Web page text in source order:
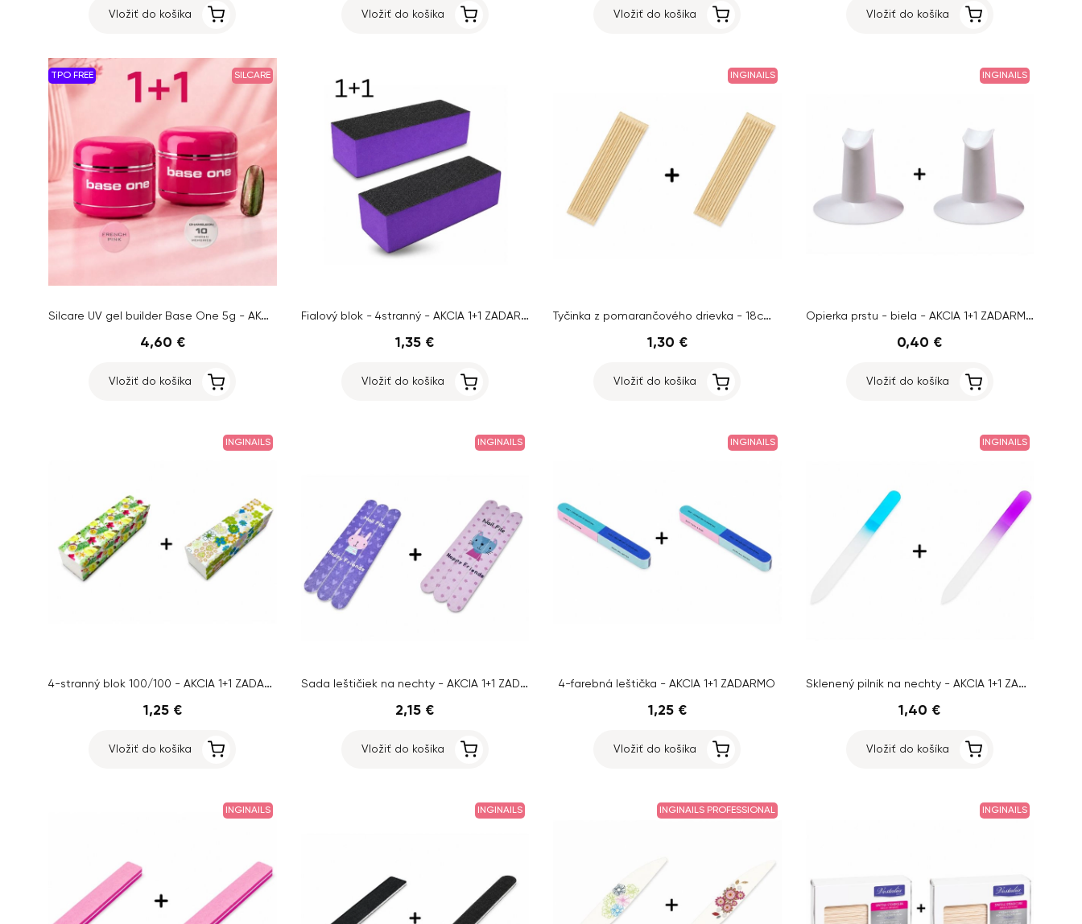
Vložiť do košíka Vložiť do košíka Vložiť do košíka Vložiť do košíka
TPO FREE SILCARE
Silcare UV gel builder Base One 5g - AKCIA 1+1 ZADARMO
4,60 €
Vložiť do košíka
Fialový blok - 4stranný - AKCIA 1+1 ZADARMO
1,35 €
Vložiť do košíka
INGINAILS
Tyčinka z pomarančového drievka - 18cm - AKCIA 1+1 ZADARMO
1,30 €
Vložiť do košíka
INGINAILS
Opierka prstu - biela - AKCIA 1+1 ZADARMO
0,40 €
Vložiť do košíka
INGINAILS
4-stranný blok 100/100 - AKCIA 1+1 ZADARMO
1,25 €
Vložiť do košíka
INGINAILS
Sada leštičiek na nechty - AKCIA 1+1 ZADARMO
2,15 €
Vložiť do košíka
INGINAILS
4-farebná leštička - AKCIA 1+1 ZADARMO
1,25 €
Vložiť do košíka
INGINAILS
Sklenený pilník na nechty - AKCIA 1+1 ZADARMO
1,40 €
Vložiť do košíka
INGINAILS INGINAILS INGINAILS PROFESSIONAL INGINAILS